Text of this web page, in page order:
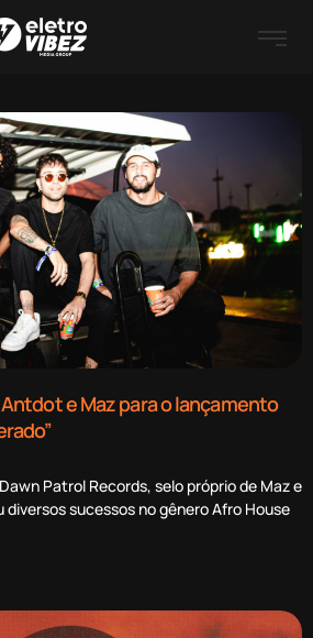
e Maz para o lançamento
Patrol Records, selo próprio de Maz e
sucessos no gênero Afro House